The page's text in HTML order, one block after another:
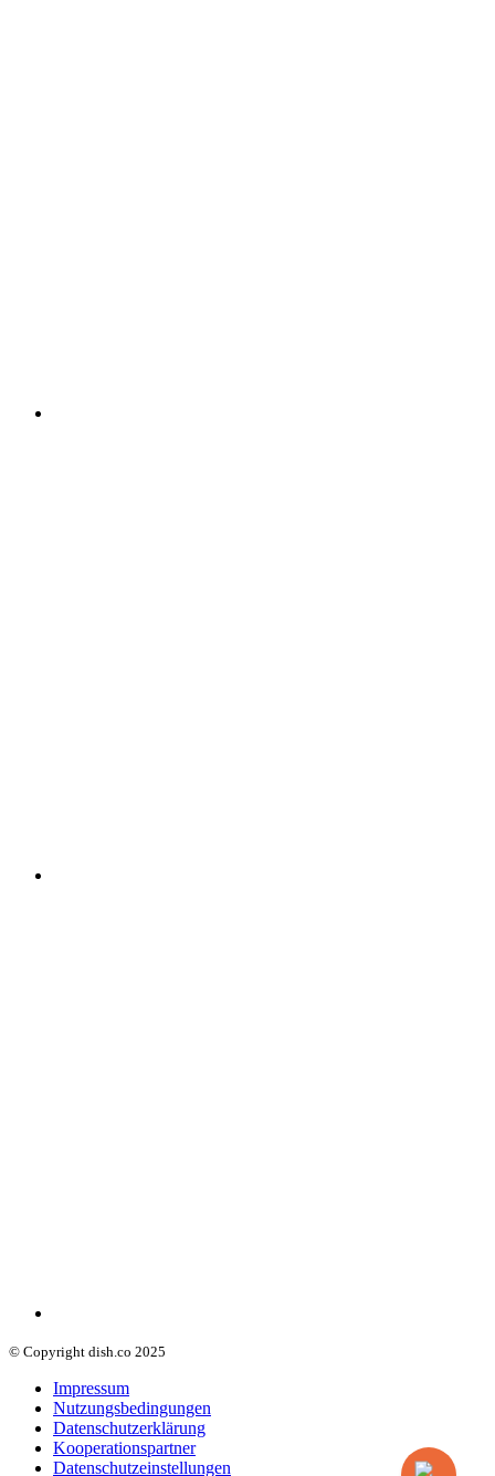
© Copyright dish.co 2025
Impressum
Nutzungsbedingungen
Datenschutzerklärung
Kooperationspartner
Datenschutzeinstellungen